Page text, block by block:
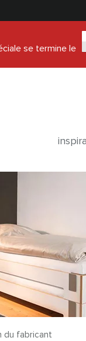
se termine le
du fabricant